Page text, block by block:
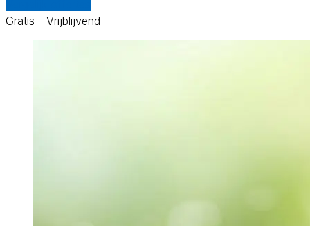
Gratis - Vrijblijvend